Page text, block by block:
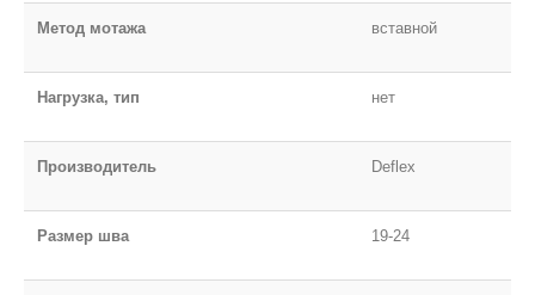
Метод мотажа вставной
Нагрузка, тип нет
Производитель Deflex
Размер шва 19-24